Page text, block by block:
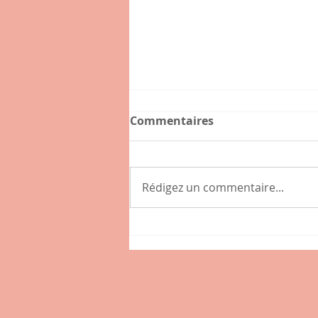
, nouveau café-épicerie de
Commentaires
Rédigez un commentaire...